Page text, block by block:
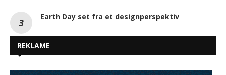
Earth Day set fra et designperspektiv
REKLAME